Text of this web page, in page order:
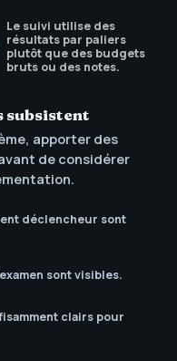
Le suivi utilise des
résultats par paliers
plutôt que des budgets
bruts ou des notes.
subsistent
apporter des
de considérer
déclencheur sont
sont visibles.
clairs pour